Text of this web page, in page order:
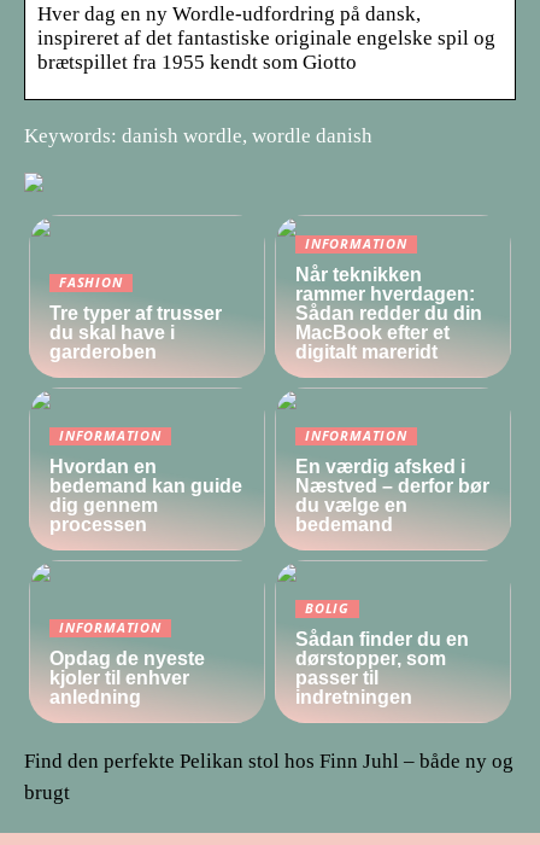
Hver dag en ny Wordle-udfordring på dansk,
inspireret af det fantastiske originale engelske spil og
brætspillet fra 1955 kendt som Giotto
Keywords: danish wordle, wordle danish
FASHION
Tre typer af trusser
du skal have i
garderoben
INFORMATION
Når teknikken
rammer hverdagen:
Sådan redder du din
MacBook efter et
digitalt mareridt
INFORMATION
Hvordan en
bedemand kan guide
dig gennem
processen
INFORMATION
En værdig afsked i
Næstved – derfor bør
du vælge en
bedemand
INFORMATION
Opdag de nyeste
kjoler til enhver
anledning
BOLIG
Sådan finder du en
dørstopper, som
passer til
indretningen
Find den perfekte Pelikan stol hos Finn Juhl – både ny og
brugt